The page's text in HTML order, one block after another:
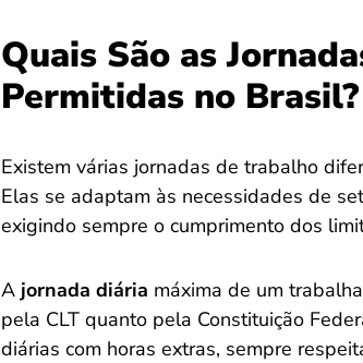
Quais São as
Permitidas no Brasil?
Existem várias jornadas de trabalho
Elas se adaptam às necessidades de
exigindo sempre o cumprimento dos
A jornada diária máxima de um
pela CLT quanto pela Constituição
diárias com horas extras, sempre